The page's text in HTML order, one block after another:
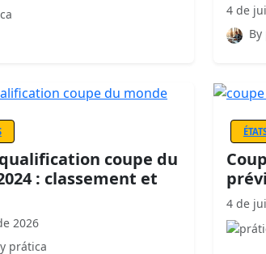
4 de
coupe du
: classement et
2026
prática
4 de